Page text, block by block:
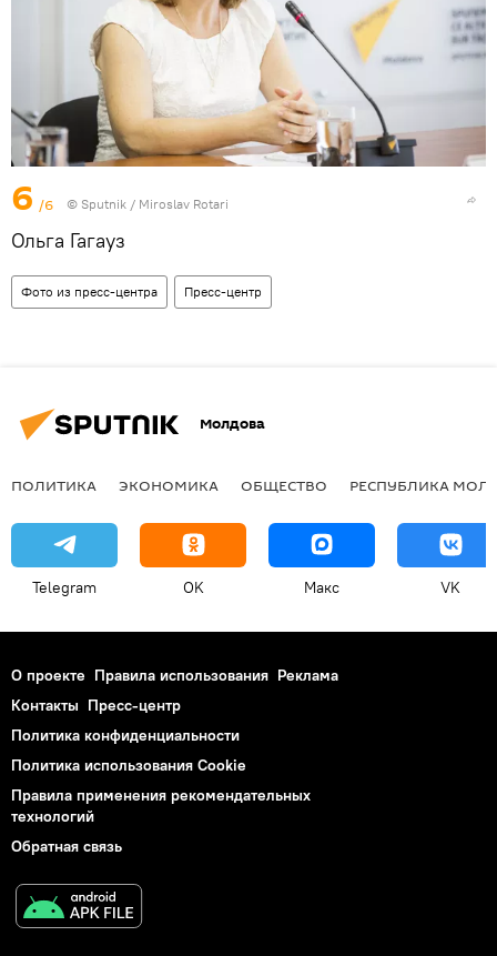
6 /6 © Sputnik / Miroslav Rotari
Ольга Гагауз
Фото из пресс-центра Пресс-центр
Молдова
ПОЛИТИКА ЭКОНОМИКА ОБЩЕСТВО РЕСПУБЛИКА
Telegram OK Макс VK
О проекте Правила использования Реклама
Контакты Пресс-центр
Политика конфиденциальности
Политика использования Cookie
Правила применения рекомендательных
технологий
Обратная связь